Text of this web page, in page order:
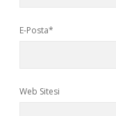
E-Posta*
Web Sitesi